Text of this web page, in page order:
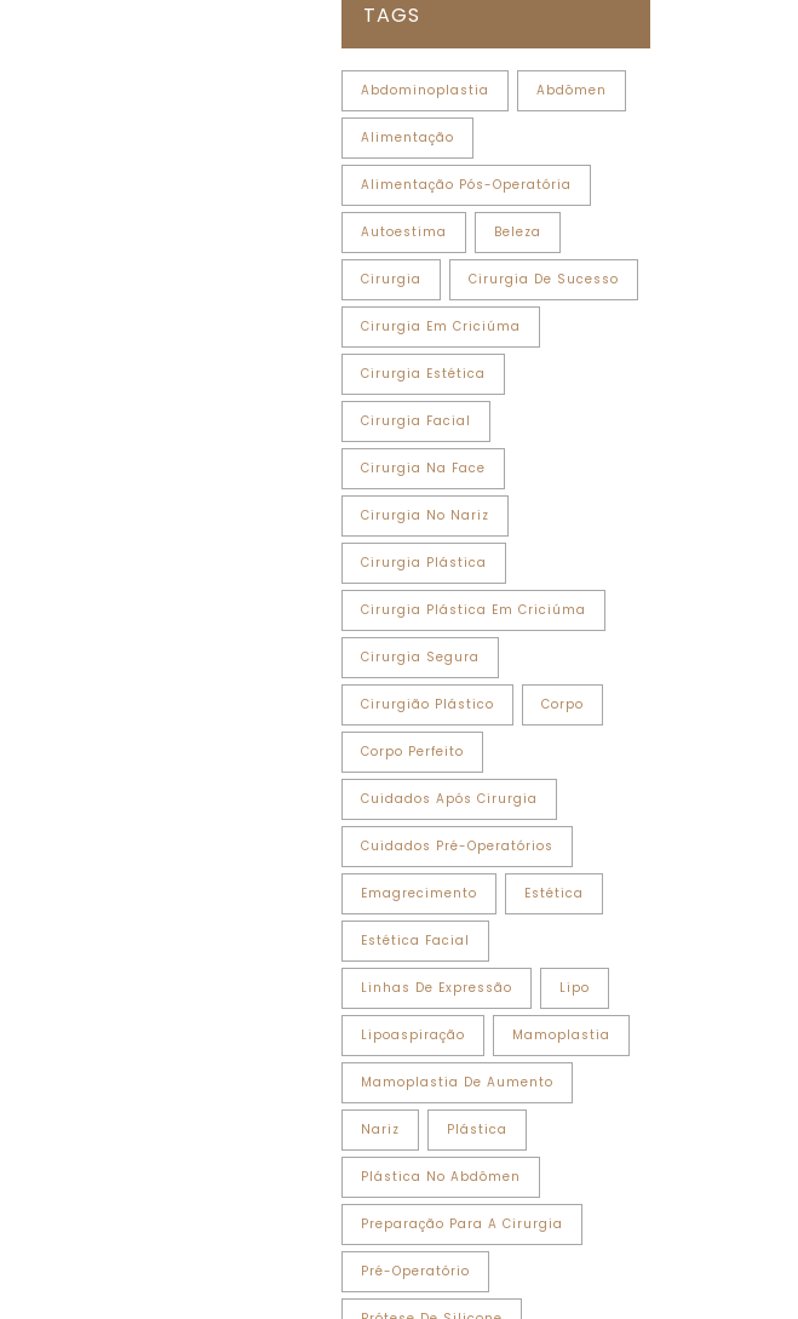
TAGS
Abdominoplastia Abdômen
Alimentação
Alimentação Pós-Operatória
Autoestima Beleza
Cirurgia Cirurgia De Sucesso
Cirurgia Em Criciúma
Cirurgia Estética
Cirurgia Facial
Cirurgia Na Face
Cirurgia No Nariz
Cirurgia Plástica
Cirurgia Plástica Em Criciúma
Cirurgia Segura
Cirurgião Plástico Corpo
Corpo Perfeito
Cuidados Após Cirurgia
Cuidados Pré-Operatórios
Emagrecimento Estética
Estética Facial
Linhas De Expressão Lipo
Lipoaspiração Mamoplastia
Mamoplastia De Aumento
Nariz Plástica
Plástica No Abdômen
Preparação Para A Cirurgia
Pré-Operatório